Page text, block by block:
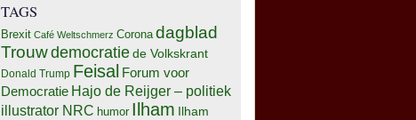
TAGS
Brexit Café Weltschmerz Corona dagblad
Trouwdemocratiede Volkskrant
Donald Trump Feisal Forum voor
Democratie Hajo de Reijger – politiek
illustrator NRC humor Ilham Ilham